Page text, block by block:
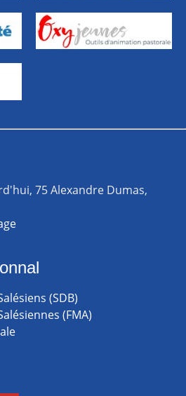
75 Alexandre Dumas,
(SDB)
(FMA)